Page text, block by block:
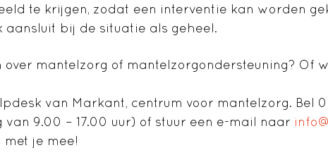
te krijgen, zodat een interventie kan worden
aansluit bij de situatie als geheel.
over mantelzorg of mantelzorgondersteuning? Of
van Markant, centrum voor mantelzorg. Bel
van 9.00 – 17.00 uur) of stuur een e-mail naar
met je mee!